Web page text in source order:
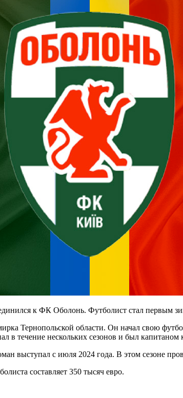
к ФК Оболонь. Футболист стал первым
Тернопольской области. Он начал свою
в течение нескольких сезонов и был капитаном
выступал с июля 2024 года. В этом сезоне
составляет 350 тысяч евро.